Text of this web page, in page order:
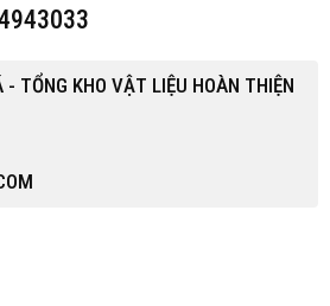
TỔNG KHO VẬT LIỆU HOÀN THIỆN